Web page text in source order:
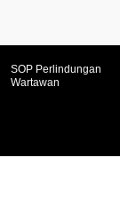
SOP Perlindungan
Wartawan